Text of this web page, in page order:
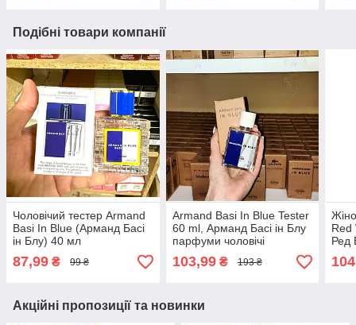
Подібні товари компанії
Чоловічий тестер Armand
Basi In Blue (Арманд Басі
ін Блу) 40 мл
87,99 ₴ 99 ₴
Armand Basi In Blue Tester
60 ml, Арманд Басі ін Блу
парфуми чоловічі
103,99₴ 193 ₴
Red
Ред
Акційні пропозиції та новинки